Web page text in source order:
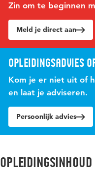
Zin om te beginnen
Meld je direct aan
Opleidingsadvies
Kom je er niet uit of
en laat je adviseren.
Persoonlijk advies
Opleidingsinhoud